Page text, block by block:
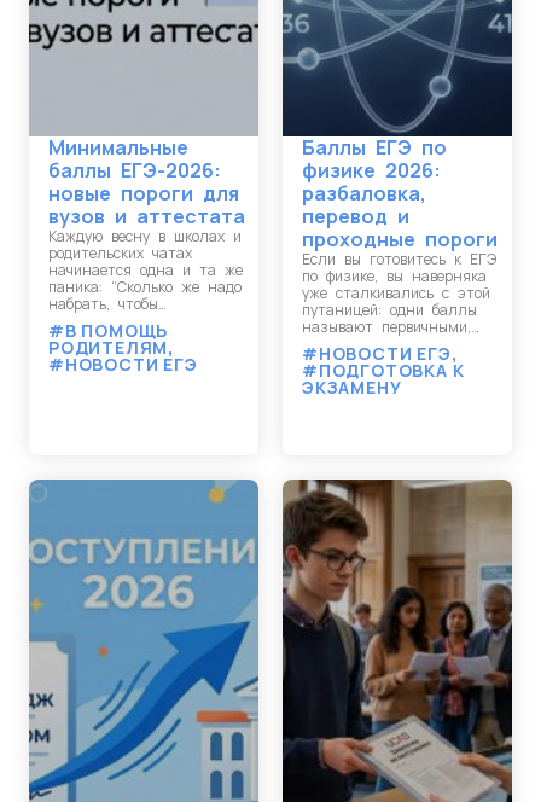
Минимальные
баллы ЕГЭ-2026:
новые пороги для
вузов и аттестата
Каждую весну в школах и
родительских чатах
начинается одна и та же
паника: “Сколько же надо
набрать, чтобы…
#В ПОМОЩЬ
РОДИТЕЛЯМ,
#НОВОСТИ ЕГЭ
Баллы ЕГЭ по
физике 2026:
разбаловка,
перевод и
проходные пороги
Если вы готовитесь к ЕГЭ
по физике, вы наверняка
уже сталкивались с этой
путаницей: одни баллы
называют первичными,…
#НОВОСТИ ЕГЭ,
#ПОДГОТОВКА К
ЭКЗАМЕНУ